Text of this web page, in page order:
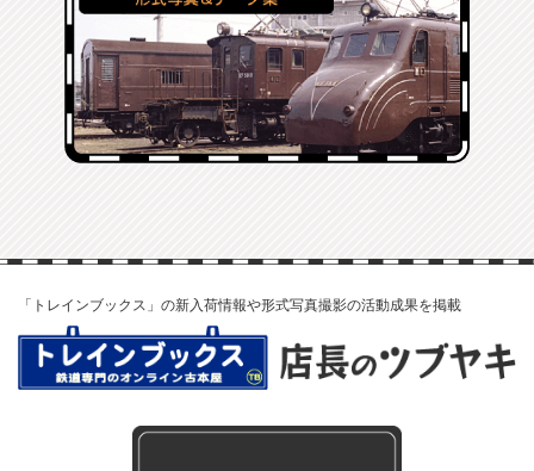
「トレインブックス」の新入荷情報や形式写真撮影の活動成果を掲載